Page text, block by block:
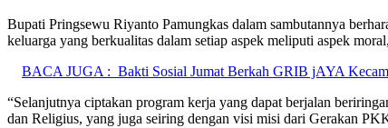
Bupati Pringsewu Riyanto Pamungkas dalam sambutannya
keluarga yang berkualitas dalam setiap aspek meliputi aspek
BACA JUGA : Bakti Sosial Jumat Berkah GRIB jAYA
“Selanjutnya ciptakan program kerja yang dapat berjalan
dan Religius, yang juga seiring dengan visi misi dari Gerakan